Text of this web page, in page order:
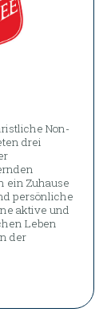
Non-
drei
ein Zuhause
persönliche
aktive und
Leben
der